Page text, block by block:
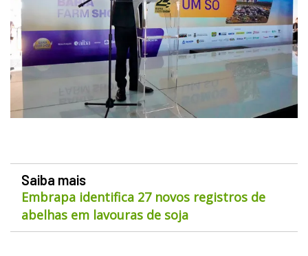
Saiba mais
Embrapa identifica 27 novos registros de
abelhas em lavouras de soja